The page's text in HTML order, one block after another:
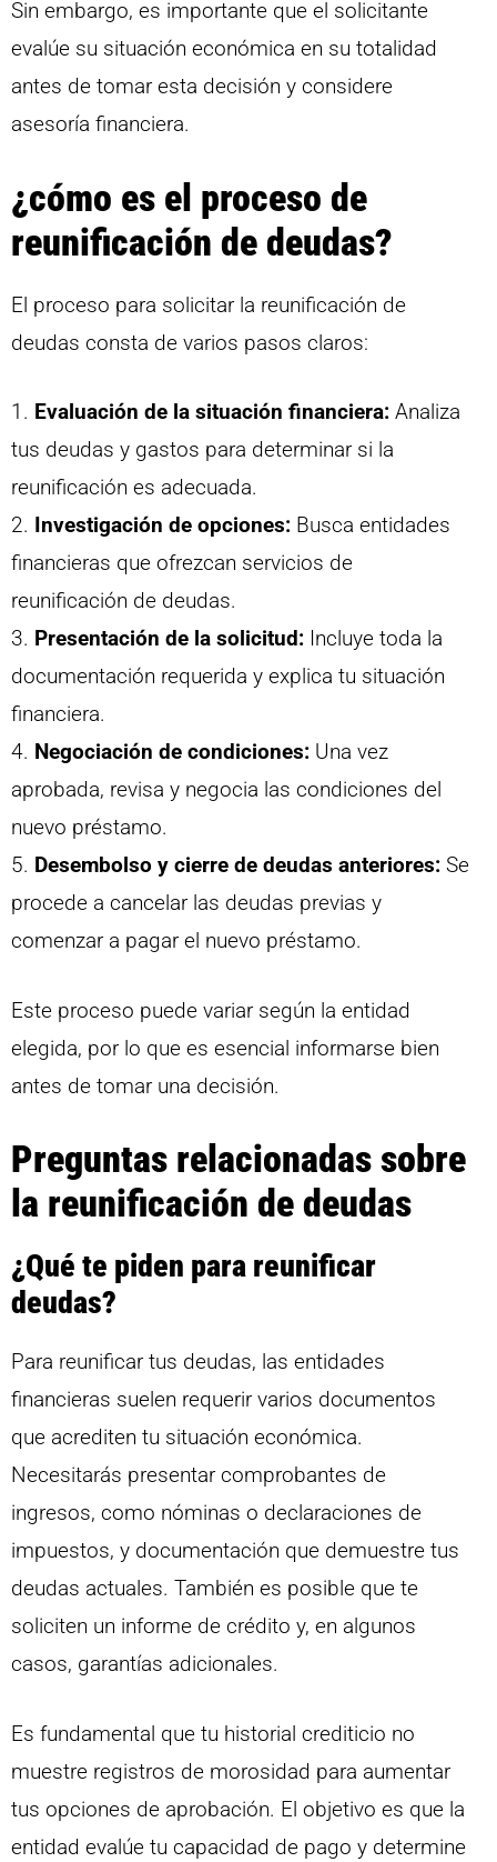
Sin embargo, es importante que el solicitante
evalúe su situación económica en su totalidad
antes de tomar esta decisión y considere
asesoría financiera.
¿cómo es el proceso de
reunificación de deudas?
El proceso para solicitar la reunificación de
deudas consta de varios pasos claros:
1. Evaluación de la situación financiera: Analiza
tus deudas y gastos para determinar si la
reunificación es adecuada.
2. Investigación de opciones: Busca entidades
financieras que ofrezcan servicios de
reunificación de deudas.
3. Presentación de la solicitud: Incluye toda la
documentación requerida y explica tu situación
financiera.
4. Negociación de condiciones: Una vez
aprobada, revisa y negocia las condiciones del
nuevo préstamo.
5. Desembolso y cierre de deudas anteriores: Se
procede a cancelar las deudas previas y
comenzar a pagar el nuevo préstamo.
Este proceso puede variar según la entidad
elegida, por lo que es esencial informarse bien
antes de tomar una decisión.
Preguntas relacionadas sobre
la reunificación de deudas
¿Qué te piden para reunificar
deudas?
Para reunificar tus deudas, las entidades
financieras suelen requerir varios documentos
que acrediten tu situación económica.
Necesitarás presentar comprobantes de
ingresos, como nóminas o declaraciones de
impuestos, y documentación que demuestre tus
deudas actuales. También es posible que te
soliciten un informe de crédito y, en algunos
casos, garantías adicionales.
Es fundamental que tu historial crediticio no
muestre registros de morosidad para aumentar
tus opciones de aprobación. El objetivo es que la
entidad evalúe tu capacidad de pago y determine